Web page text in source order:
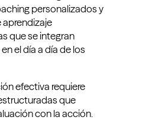
personalizados y
aprendizaje
que se integran
el día a día de los
efectiva requiere
que
con la acción.